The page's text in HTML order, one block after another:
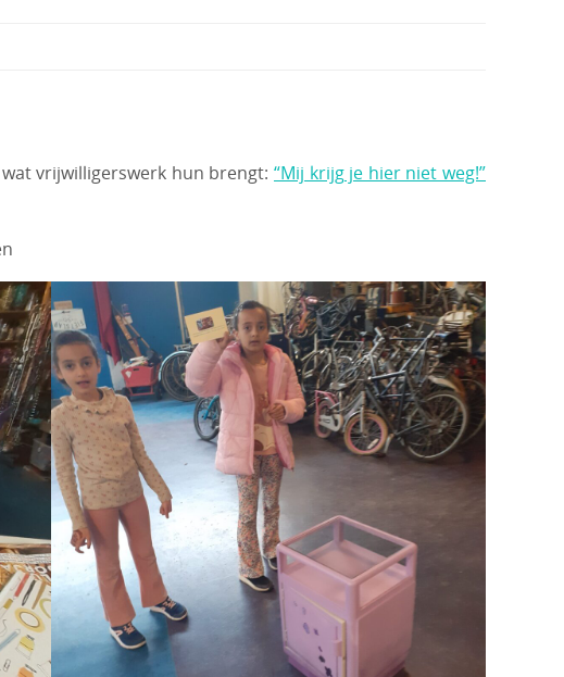
vrijwilligerswerk hun brengt: “Mij krijg je hier niet weg!”